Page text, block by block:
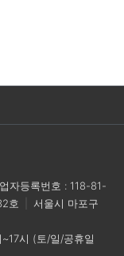
자등록번호 : 118-81-
호
서울시 마포구
시 (토/일/공휴일